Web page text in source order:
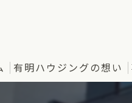
有明ハウジングの想い